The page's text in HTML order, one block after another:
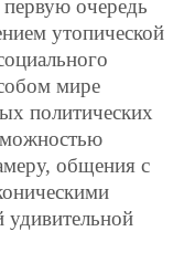
очередь
утопической
мире
политических
общения с